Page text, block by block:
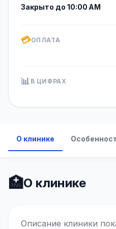
Закрыто до 10:00 AM
💳ОПЛАТА
📊 В ЦИФРАХ
О клинике
🏥О клинике
Описание клиники